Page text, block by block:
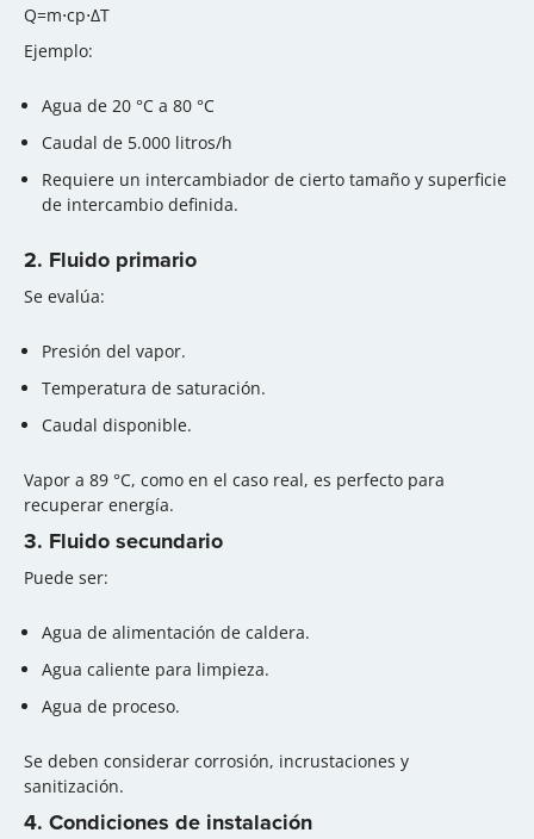
Q=m⋅cp⋅ΔT
Ejemplo:
Agua de 20 °C a 80 °C
Caudal de 5.000 litros/h
Requiere un intercambiador de cierto tamaño y superficie
de intercambio definida.
2. Fluido primario
Se evalúa:
Presión del vapor.
Temperatura de saturación.
Caudal disponible.
Vapor a 89 °C, como en el caso real, es perfecto para
recuperar energía.
3. Fluido secundario
Puede ser:
Agua de alimentación de caldera.
Agua caliente para limpieza.
Agua de proceso.
Se deben considerar corrosión, incrustaciones y
sanitización.
4. Condiciones de instalación